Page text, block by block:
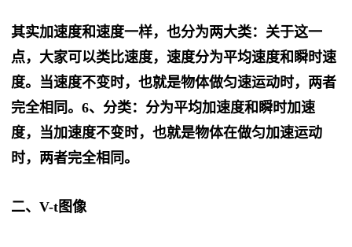
其实加速度和速度一样，也分为两大类：关于这一
点，大家可以类比速度，速度分为平均速度和瞬时速
度。当速度不变时，也就是物体做匀速运动时，两者
完全相同。6、分类：分为平均加速度和瞬时加速
度，当加速度不变时，也就是物体在做匀加速运动
时，两者完全相同。
二、V-t图像